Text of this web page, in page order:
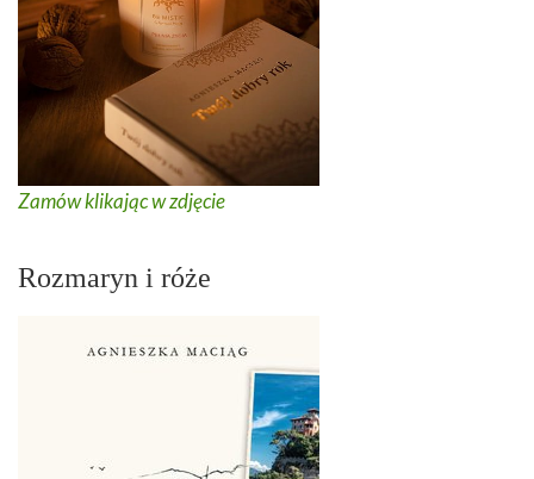
Zamów klikając w zdjęcie
Rozmaryn i róże